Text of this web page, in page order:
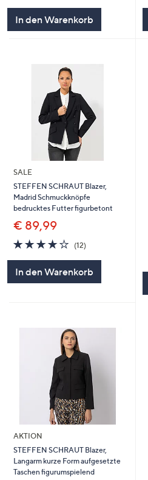
In den Warenkorb
SALE
STEFFEN SCHRAUT Blazer,
Madrid Schmuckknöpfe
bedrucktes Futter figurbetont
€ 89,99
3.9
von
(12)12
In den Warenkorb
AKTION
STEFFEN SCHRAUT Blazer,
Langarm kurze Form aufgesetzte
Taschen figurumspielend